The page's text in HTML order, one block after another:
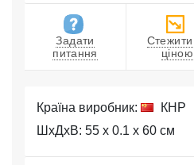
Задати
питання
Стежити
ціною
Країна виробник:
КНР
ШхДхВ: 55 x 0.1 x 60 см